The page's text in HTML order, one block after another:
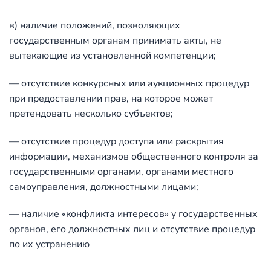
в) наличие положений, позволяющих
государственным органам принимать акты, не
вытекающие из установленной компетенции;
— отсутствие конкурсных или аукционных процедур
при предоставлении прав, на которое может
претендовать несколько субъектов;
— отсутствие процедур доступа или раскрытия
информации, механизмов общественного контроля за
государственными органами, органами местного
самоуправления, должностными лицами;
— наличие «конфликта интересов» у государственных
органов, его должностных лиц и отсутствие процедур
по их устранению